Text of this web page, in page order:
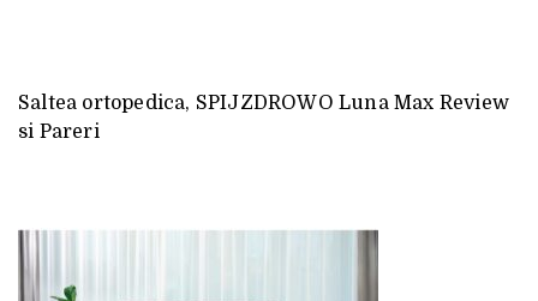
Saltea ortopedica, SPIJZDROWO Luna Max Review
si Pareri